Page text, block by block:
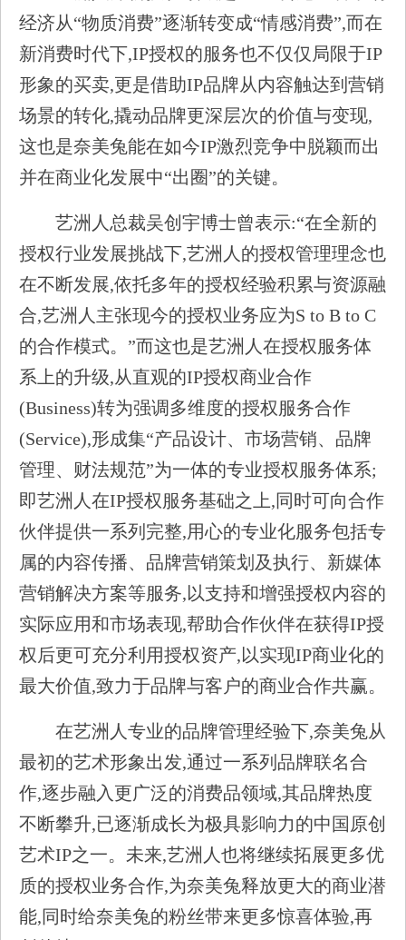
经济从“物质消费”逐渐转变成“情感消费”,而在
新消费时代下,IP授权的服务也不仅仅局限于IP
形象的买卖,更是借助IP品牌从内容触达到营销
场景的转化,撬动品牌更深层次的价值与变现,
这也是奈美兔能在如今IP激烈竞争中脱颖而出
并在商业化发展中“出圈”的关键。
艺洲人总裁吴创宇博士曾表示:“在全新的
授权行业发展挑战下,艺洲人的授权管理理念也
在不断发展,依托多年的授权经验积累与资源融
合,艺洲人主张现今的授权业务应为S to B to C
的合作模式。”而这也是艺洲人在授权服务体
系上的升级,从直观的IP授权商业合作
(Business)转为强调多维度的授权服务合作
(Service),形成集“产品设计、市场营销、品牌
管理、财法规范”为一体的专业授权服务体系;
即艺洲人在IP授权服务基础之上,同时可向合作
伙伴提供一系列完整,用心的专业化服务包括专
属的内容传播、品牌营销策划及执行、新媒体
营销解决方案等服务,以支持和增强授权内容的
实际应用和市场表现,帮助合作伙伴在获得IP授
权后更可充分利用授权资产,以实现IP商业化的
最大价值,致力于品牌与客户的商业合作共赢。
在艺洲人专业的品牌管理经验下,奈美兔从
最初的艺术形象出发,通过一系列品牌联名合
作,逐步融入更广泛的消费品领域,其品牌热度
不断攀升,已逐渐成长为极具影响力的中国原创
艺术IP之一。未来,艺洲人也将继续拓展更多优
质的授权业务合作,为奈美兔释放更大的商业潜
能,同时给奈美兔的粉丝带来更多惊喜体验,再